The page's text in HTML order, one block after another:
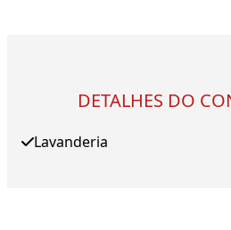
DETALHES DO
Lavanderia